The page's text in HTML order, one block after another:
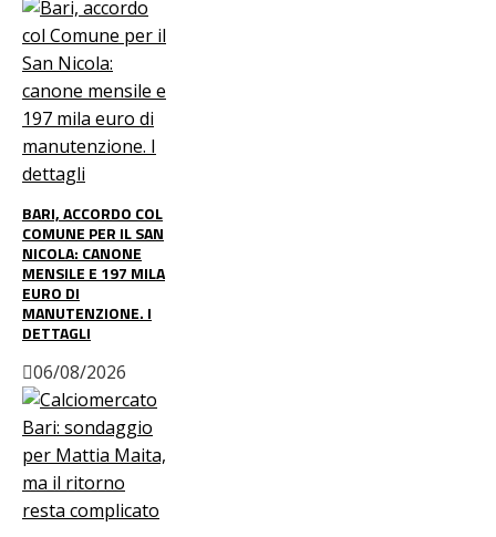
BARI, ACCORDO COL
COMUNE PER IL SAN
NICOLA: CANONE
MENSILE E 197 MILA
EURO DI
MANUTENZIONE. I
DETTAGLI
06/08/2026